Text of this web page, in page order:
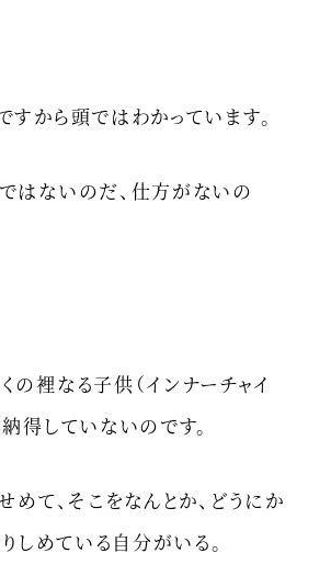
すから頭ではわかっています。
はないのだ、仕方がないの
の裡なる子供（インナーチャイ
納得していないのです。
めて、そこをなんとか、どうにか
りしめている自分がいる。